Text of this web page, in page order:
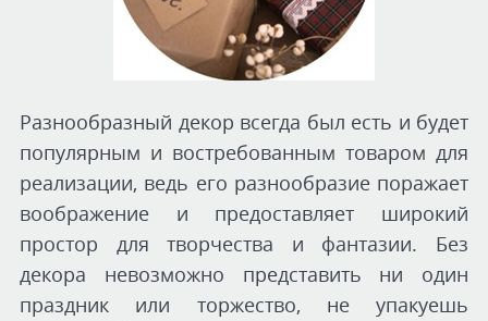
Разнообразный декор всегда был есть и будет
популярным и востребованным товаром для
реализации, ведь его разнообразие поражает
воображение и предоставляет широкий
простор для творчества и фантазии. Без
декора невозможно представить ни один
праздник или торжество, не упакуешь